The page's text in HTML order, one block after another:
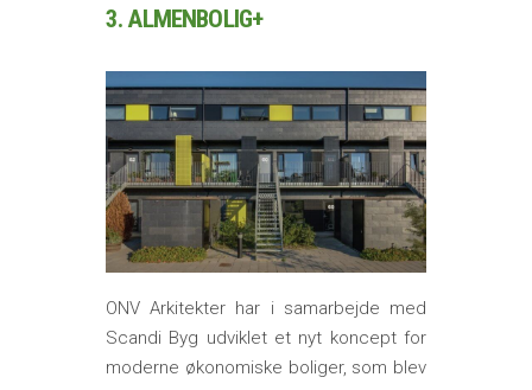
3. ALMENBOLIG+
ONV Arkitekter har i samarbejde med
Scandi Byg udviklet et nyt koncept for
moderne økonomiske boliger, som blev